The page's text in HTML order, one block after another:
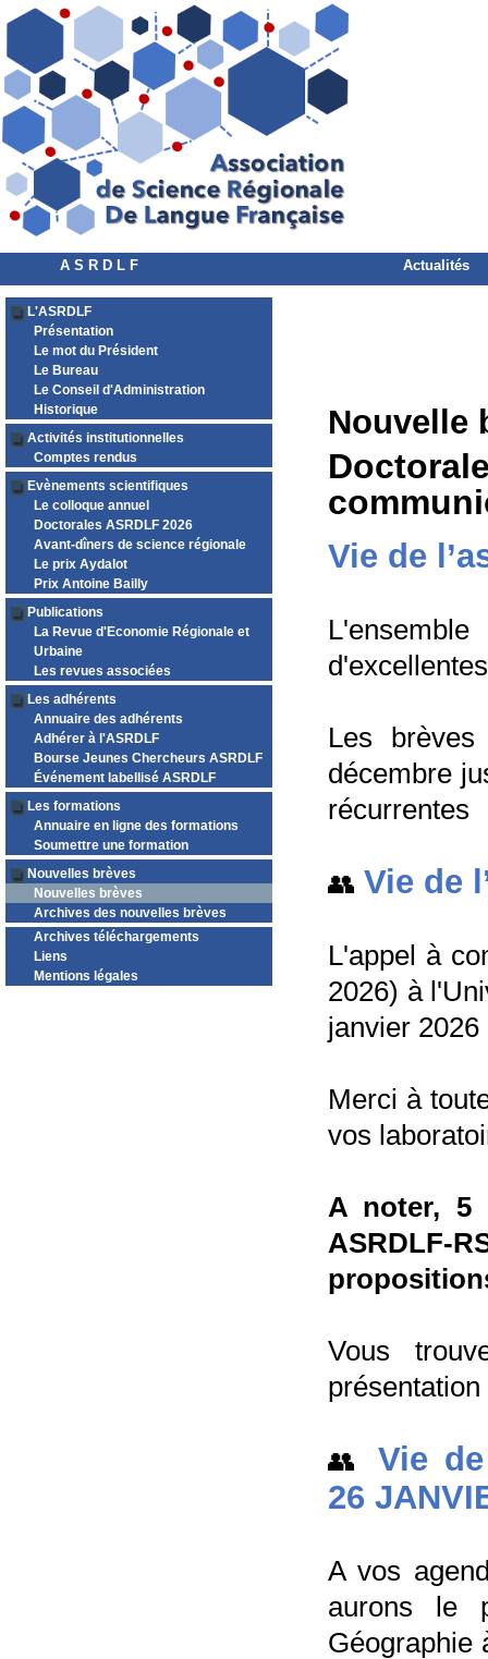
A S R D L F Actualités
L'ASRDLF
Présentation
Le mot du Président
Le Bureau
Le Conseil d'Administration
Historique
Activités institutionnelles
Comptes rendus
Evènements scientifiques
Le colloque annuel
Doctorales ASRDLF 2026
Avant-dîners de science régionale
Le prix Aydalot
Prix Antoine Bailly
Publications
La Revue d'Economie Régionale et
Urbaine
Les revues associées
Les adhérents
Annuaire des adhérents
Adhérer à l'ASRDLF
Bourse Jeunes Chercheurs ASRDLF
Événement labellisé ASRDLF
Les formations
Annuaire en ligne des formations
Soumettre une formation
Nouvelles brèves
Nouvelles brèves
Archives des nouvelles brèves
Archives téléchargements
Liens
Mentions légales
Nouvelle
Vie de
Les
décembre
récurrentes
👥 Vie de
L'appel à
2026) à
janvier 2026
Merci à
vos
A noter, 5
Vous
présentation
👥 Vie
26
A vos
aurons le
Géographie